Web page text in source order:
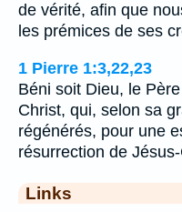
de vérité, afin que
les prémices de ses
1 Pierre 1:3,22,23
Béni soit Dieu, le
Christ, qui, selon sa
régénérés, pour une
résurrection de
Links